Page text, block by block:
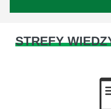
STREFY